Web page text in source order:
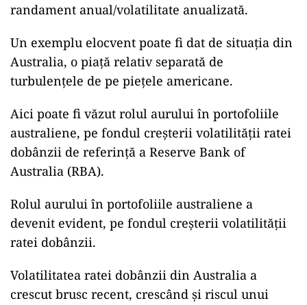
randament anual/volatilitate anualizată.
Un exemplu elocvent poate fi dat de situația din
Australia, o piață relativ separată de
turbulențele de pe piețele americane.
Aici poate fi văzut rolul aurului în portofoliile
australiene, pe fondul creșterii volatilității ratei
dobânzii de referință a Reserve Bank of
Australia (RBA).
Rolul aurului în portofoliile australiene a
devenit evident, pe fondul creșterii volatilității
ratei dobânzii.
Volatilitatea ratei dobânzii din Australia a
crescut brusc recent, crescând și riscul unui